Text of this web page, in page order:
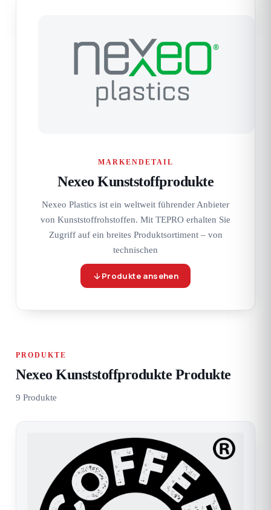
MARKENDETAIL
Nexeo Kunststoffprodukte
Nexeo Plastics ist ein weltweit führender Anbieter
von Kunststoffrohstoffen. Mit TEPRO erhalten Sie
Zugriff auf ein breites Produktsortiment – ​​von
technischen
Produkte ansehen
PRODUKTE
Nexeo Kunststoffprodukte Produkte
9 Produkte